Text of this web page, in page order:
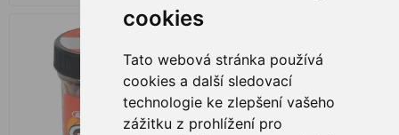
cookies
Tato webová stránka používá
cookies a další sledovací
technologie ke zlepšení vašeho
zážitku z prohlížení pro